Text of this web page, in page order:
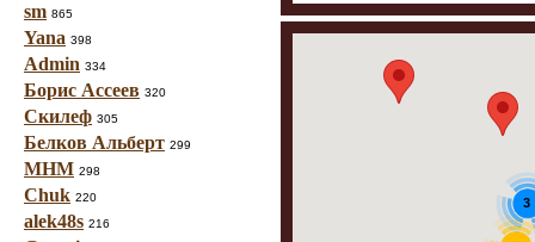
sm 865
Yana 398
Admin 334
Борис Ассеев 320
Скилеф 305
Белков Альберт 299
МНМ 298
Chuk 220
alek48s 216
3